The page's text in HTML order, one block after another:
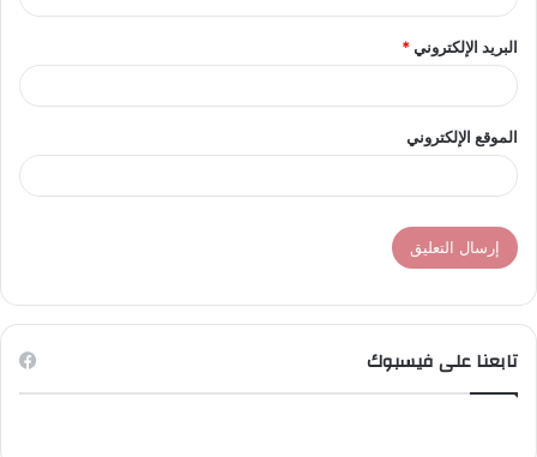
البريد الإلكتروني*
الموقع الإلكتروني
تابعنا على فيسبوك